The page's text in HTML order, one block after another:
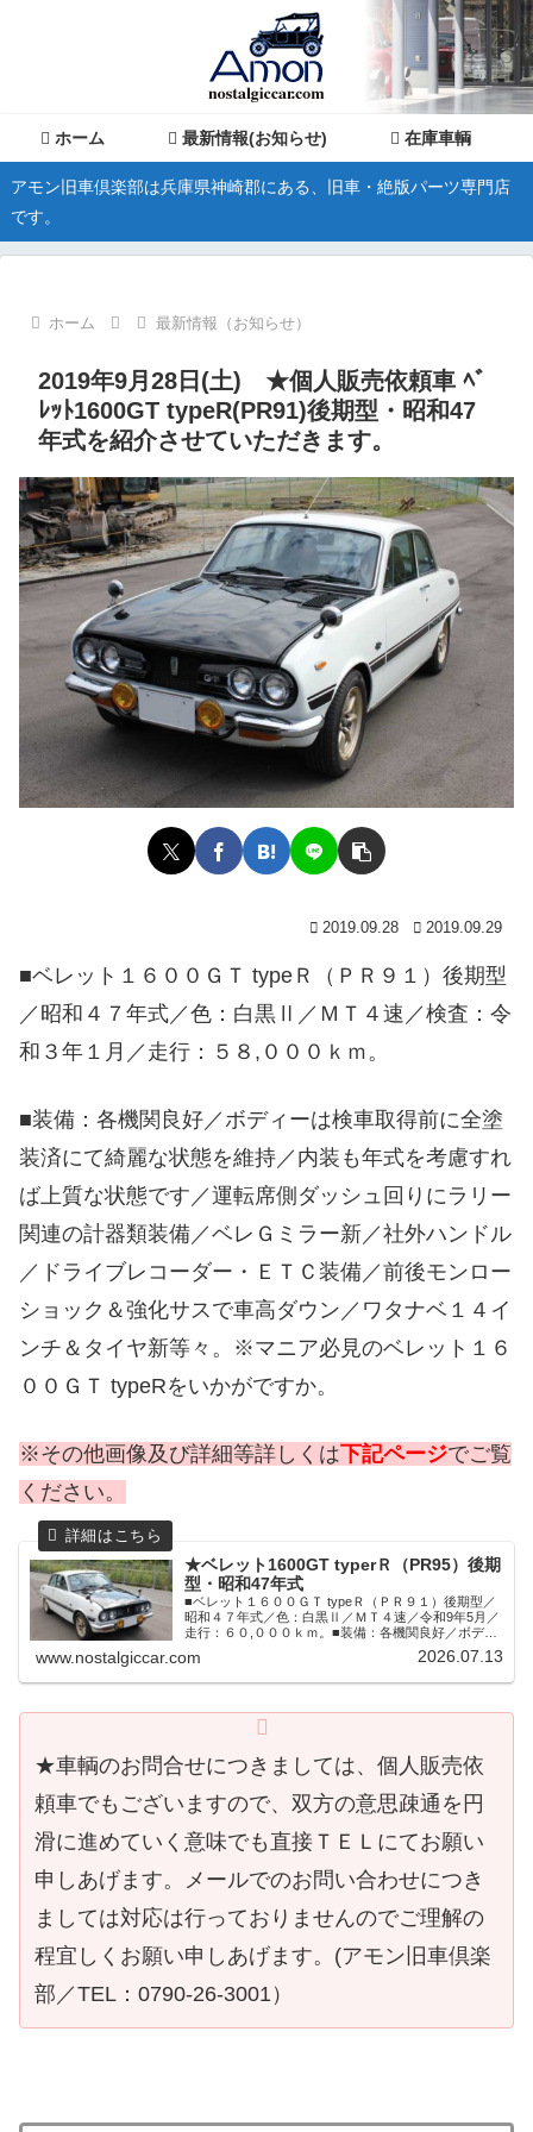
ホーム 最新情報(お知らせ) 在庫車輌
アモン旧車倶楽部は兵庫県神崎郡にある、旧車・絶版パーツ専門店
です。
ホーム 最新情報（お知らせ）
2019年9月28日(土) ★個人販売依頼車 ﾍﾞ
ﾚｯﾄ1600GT typeR(PR91)後期型・昭和47
年式を紹介させていただきます。
2019.09.28 2019.09.29
■ベレット１６００ＧＴ typeＲ（ＰＲ９１）後期型
／昭和４７年式／色：白黒Ⅱ／ＭＴ４速／検査：令
和３年１月／走行：５８,０００ｋｍ。
■装備：各機関良好／ボディーは検車取得前に全塗
装済にて綺麗な状態を維持／内装も年式を考慮すれ
ば上質な状態です／運転席側ダッシュ回りにラリー
関連の計器類装備／ベレＧミラー新／社外ハンドル
／ドライブレコーダー・ＥＴＣ装備／前後モンロー
ショック＆強化サスで車高ダウン／ワタナベ１４イ
ンチ＆タイヤ新等々。※マニア必見のベレット１６
００ＧＴ typeRをいかがですか。
※その他画像及び詳細等詳しくは下記ページでご覧
ください。
★ベレット1600GT typerＲ（PR95）後期
型・昭和47年式
■ベレット１６００ＧＴ typeＲ（ＰＲ９１）後期型／
昭和４７年式／色：白黒Ⅱ／ＭＴ４速／令和9年5月／
走行：６０,０００ｋｍ。■装備：各機関良好／ボディ
ーは検車取得前に全塗装済にて綺麗な状態を維持／内
装も年式を考慮すれば上質な状態です／運転席側ダッ
前後モンローショック＆強化サスで車高ダウン／ワタ
ナベ１４インチ＆タイヤ新等々。※マニア必見のベレ
www.nostalgiccar.com 2026.07.13
★車輌のお問合せにつきましては、個人販売依
頼車でもございますので、双方の意思疎通を円
滑に進めていく意味でも直接ＴＥＬにてお願い
申しあげます。メールでのお問い合わせにつき
ましては対応は行っておりませんのでご理解の
程宜しくお願い申しあげます。(アモン旧車倶楽
部／TEL：0790-26-3001）